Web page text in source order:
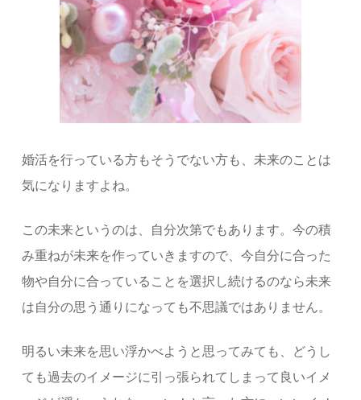
婚活を行っている方もそうでない方も、未来のことは
気になりますよね。
この未来というのは、自分次第でもあります。今の積
み重ねが未来を作っていきますので、今自分に合った
物や自分に合っていることを選択し続けるのなら未来
は自分の思う通りになっても不思議ではありません。
明るい未来を思い浮かべようと思ってみても、どうし
ても過去のイメージに引っ張られてしまって良いイメ